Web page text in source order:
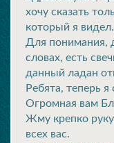
хочу сказать
который я
Для понимания,
словах, есть
данный ладан
Ребята, теперь
Огромная вам
Жму крепко
всех вас.